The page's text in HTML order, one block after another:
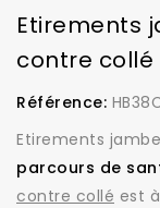
Etirements
contre collé
Référence:
Etirements
parcours de
contre collé est